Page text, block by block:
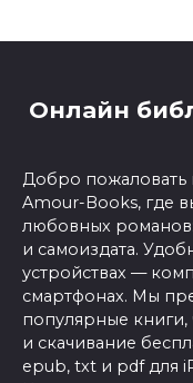
Онлайн
Добро пожаловать
Amour-Books, где
любовных
и самоиздата.
устройствах —
смартфонах. Мы
популярные книги,
и скачивание
epub, txt и pdf для